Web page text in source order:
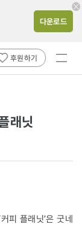
다운로드
후원하기
전체
래닛
피 플래닛’은 굿네